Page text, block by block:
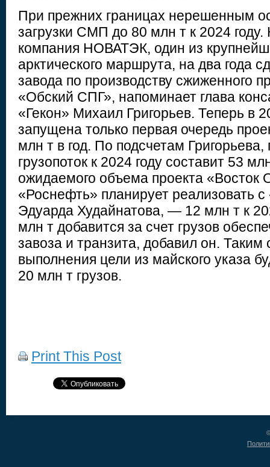
При прежних границах нерешенным
загрузки СМП до 80 млн т к 2024 году.
компания НОВАТЭК, один из
арктического маршрута, на два года
завода по производству сжиженного
«Обский СПГ», напоминает глава
«Гекон» Михаил Григорьев. Теперь в
запущена только первая очередь
млн т в год. По подсчетам Григорьева,
грузопоток к 2024 году составит 53
ожидаемого объема проекта «Восток
«Роснефть» планирует реализовать
Эдуарда Худайнатова, — 12 млн т к
млн т добавится за счет грузов
завоза и транзита, добавил он. Таким
выполнения цели из майского указа
20 млн т грузов.
Print This Post